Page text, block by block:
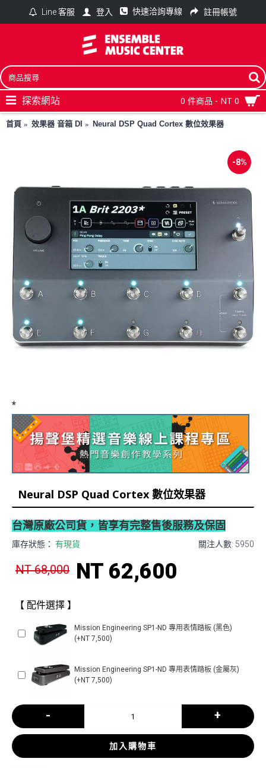
Line 客服 登入 快速洽詢專線 註冊帳號
0 件商品 - NT 0
探索網站
首頁 效果器 音箱 DI Neural DSP Quad Cortex 數位效果器
-8%
*
Neural DSP Quad Cortex 數位效果器
台灣原廠公司貨，皆享有完整售後服務及保固
關注人數: 5950
庫存狀態： 有現貨
NT 68,000 NT 62,600
【 配件選擇 】
Mission Engineering SP1-ND 專用表情踏板 (黑色)
(+NT 7,500)
Mission Engineering SP1-ND 專用表情踏板 (金屬灰)
(+NT 7,500)
- +
加入購物車